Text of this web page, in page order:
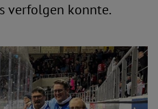
verfolgen konnte.